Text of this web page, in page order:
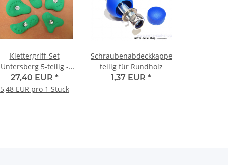
Klettergriff-Set
Untersberg 5-teilig -
versch. Farben
27,40 EUR *
5,48 EUR pro 1 Stück
Schraubenabdeckkappen2-
teilig für Rundholz
1,37 EUR *